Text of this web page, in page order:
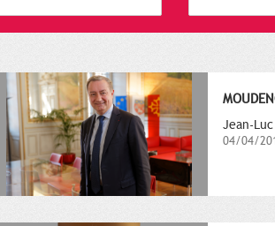
Jean-Luc
04/04/